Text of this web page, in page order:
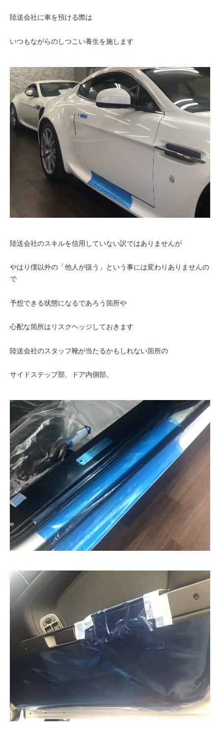
陸送会社に車を預ける際は
いつもながらのしつこい養生を施します
陸送会社のスキルを信用していない訳ではありませんが
やはり僕以外の「他人が扱う」という事には変わりありませんの
で
予想できる状態になるであろう箇所や
心配な箇所はリスクヘッジしておきます
陸送会社のスタッフ靴が当たるかもしれない箇所の
サイドステップ部、ドア内側部、